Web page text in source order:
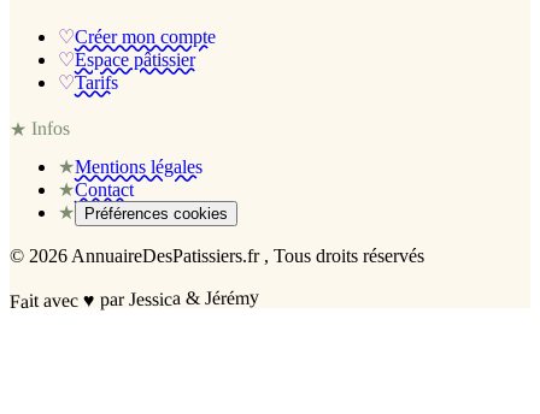
♡Créer mon compte
♡Espace pâtissier
♡Tarifs
★Infos
★Mentions légales
★Contact
★
Préférences cookies
© 2026 AnnuaireDesPatissiers.fr , Tous droits réservés
Fait avec♥ par Jessica & Jérémy